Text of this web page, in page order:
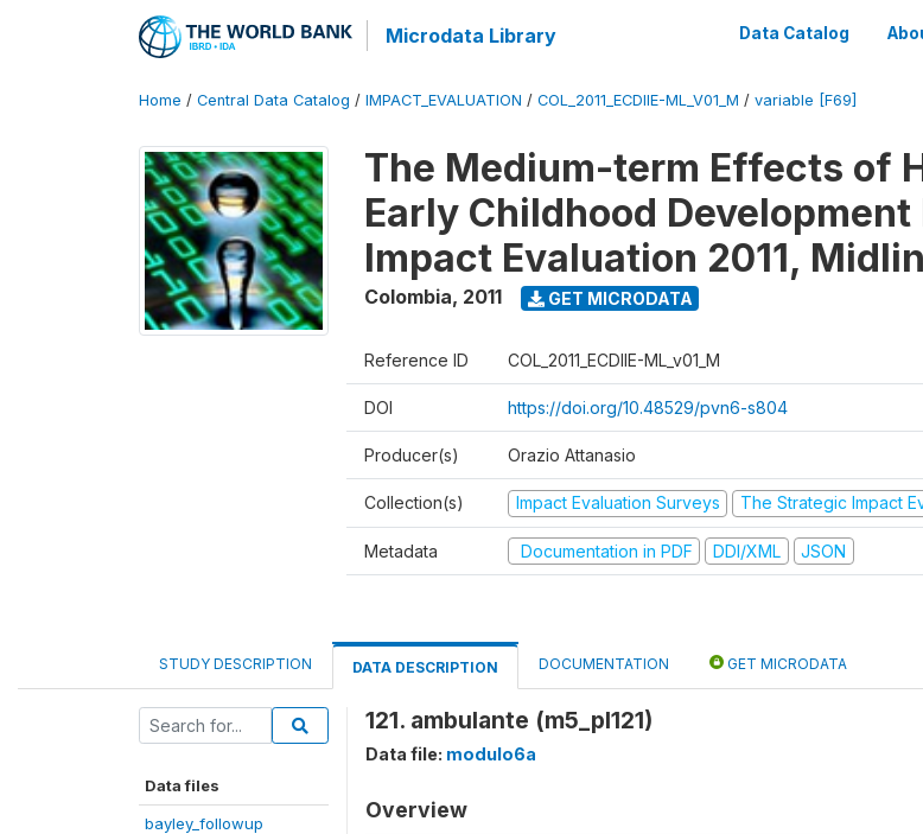
Microdata Library Data Catalog
Home / Central Data Catalog / IMPACT_EVALUATION / COL_2011_ECDIIE-ML_V01_M / variable [F69]
The Medium-term Effects of
Early Childhood
Impact Evaluation 2011,
Colombia, 2011 GET MICRODATA
Reference ID COL_2011_ECDIIE-ML_v01_M
DOI https://doi.org/10.48529/pvn6-s804
Producer(s) Orazio Attanasio
Collection(s) Impact Evaluation Surveys The Strategic Impact
Metadata Documentation in PDF DDI/XML JSON
STUDY DESCRIPTION DATA DESCRIPTION DOCUMENTATION GET MICRODATA
Data files
bayley_followup
121. ambulante (m5_pl121)
Data file: modulo6a
Overview